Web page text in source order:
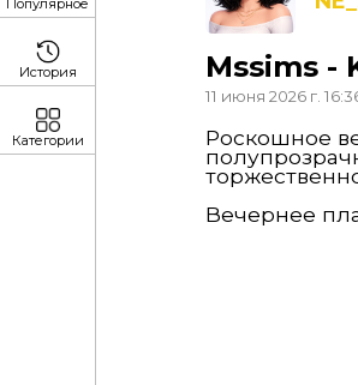
Mssims -
11 июня 2026 г.
Роскошное
Вечернее
Популярное
История
Категории